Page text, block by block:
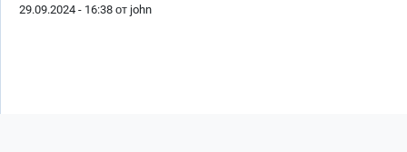
29.09.2024 - 16:38 от john